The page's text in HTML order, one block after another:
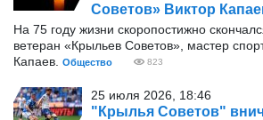
Советов» Виктор
На 75 году жизни скоропостижно
ветеран «Крыльев Советов», мастер
Капаев.
Общество 823
25 июля 2026, 18:46
"Крылья Советов"